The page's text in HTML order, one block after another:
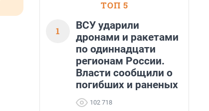
ТОП 5
1
ВСУ ударили
дронами и ракетами
по одиннадцати
регионам России.
Власти сообщили о
погибших и раненых
102 718